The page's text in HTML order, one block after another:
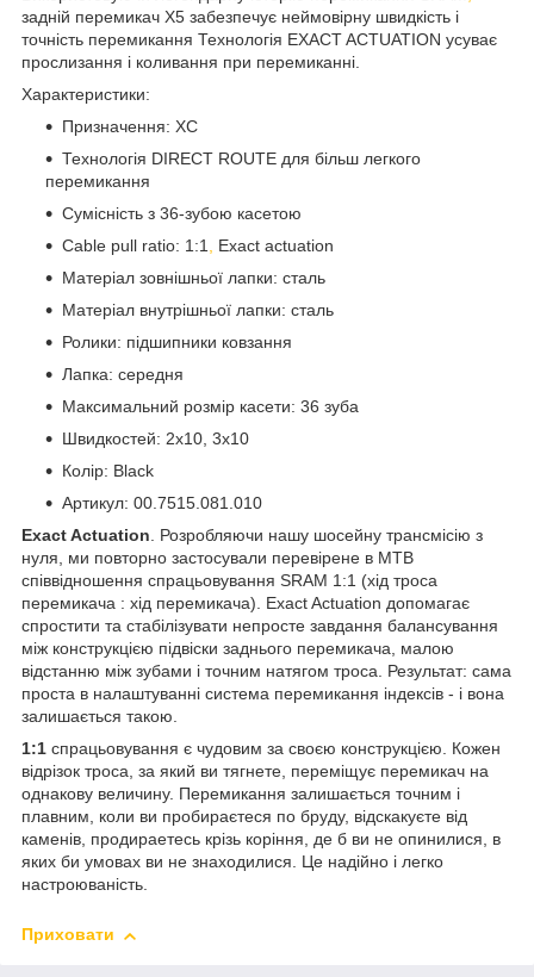
задній перемикач X5 забезпечує неймовірну швидкість і
точність перемикання Технологія EXACT ACTUATION усуває
прослизання і коливання при перемиканні.
Характеристики:
Призначення: XC
Технологія DIRECT ROUTE для більш легкого
перемикання
Сумісність з 36-зубою касетою
Cable pull ratio: 1:1, Exact actuation
Матеріал зовнішньої лапки: сталь
Матеріал внутрішньої лапки: сталь
Ролики: підшипники ковзання
Лапка: середня
Максимальний розмір касети: 36 зуба
Швидкостей: 2х10, 3х10
Колір: Black
Артикул: 00.7515.081.010
Exact Actuation. Розробляючи нашу шосейну трансмісію з
нуля, ми повторно застосували перевірене в MTB
співвідношення спрацьовування SRAM 1:1 (хід троса
перемикача : хід перемикача). Exact Actuation допомагає
спростити та стабілізувати непросте завдання балансування
між конструкцією підвіски заднього перемикача, малою
відстанню між зубами і точним натягом троса. Результат: сама
проста в налаштуванні система перемикання індексів - і вона
залишається такою.
1:1 спрацьовування є чудовим за своєю конструкцією. Кожен
відрізок троса, за який ви тягнете, переміщує перемикач на
однакову величину. Перемикання залишається точним і
плавним, коли ви пробираєтеся по бруду, відскакуєте від
каменів, продираетесь крізь коріння, де б ви не опинилися, в
яких би умовах ви не знаходилися. Це надійно і легко
настроюваність.
Приховати